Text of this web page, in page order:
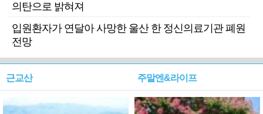
의탄으로 밝혀져
입원환자가 연달아 사망한 울산 한 정신의료기관 폐원
전망
근교산 주말엔&라이프